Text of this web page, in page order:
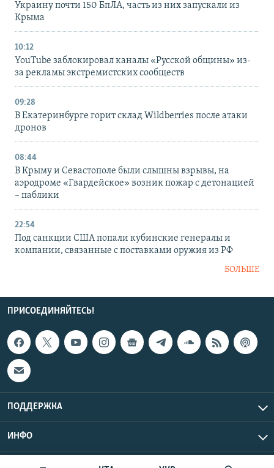
Украину почти 150 БпЛА, часть из них запускали из
Крыма
10:12
YouTube заблокировал каналы «Русской общины» из-
за рекламы экстремистских сообществ
09:28
В Екатеринбурге горит склад Wildberries после атаки
дронов
08:44
В Крыму и Севастополе были слышны взрывы, на
аэродроме «Гвардейское» возник пожар с детонацией
– паблики
22:54
Под санкции США попали кубинские генералы и
компании, связанные с поставками оружия из РФ
БОЛЬШЕ
ПРИСОЕДИНЯЙТЕСЬ!
ПОДДЕРЖКА
ИНФО